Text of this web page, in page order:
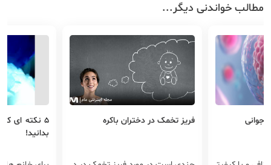
مطالب خواندنی دیگر...
جوانی فریز تخمک در دختران باکره
5 نکته ای
بدانید!